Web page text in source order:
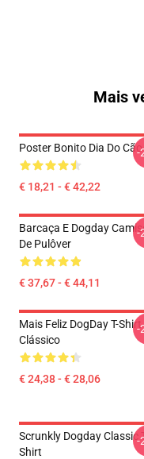
Mais
Poster Bonito Dia Do Cão
€ 18,21 - € 42,22
-
Barcaça E Dogday
De Pulôver
€ 37,67 - € 44,11
-
Mais Feliz DogDay T-Shirt
Clássico
€ 24,38 - € 28,06
-
Scrunkly Dogday Classic
Shirt
-